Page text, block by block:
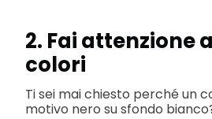
2. Fai attenzione
colori
Ti sei mai chiesto perché un
motivo nero su sfondo